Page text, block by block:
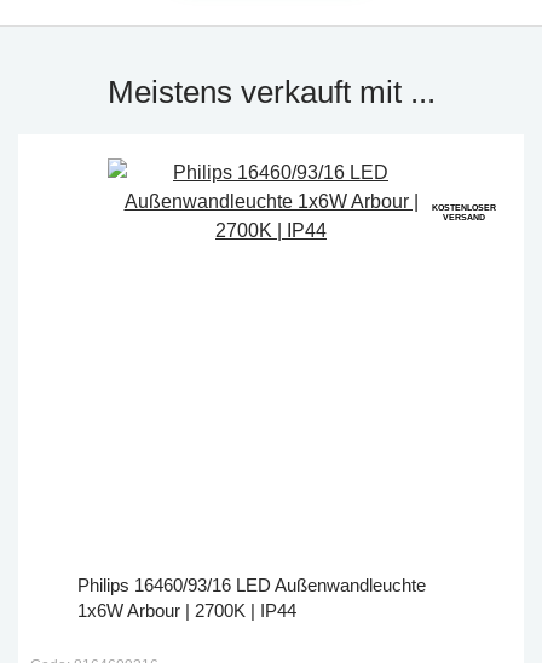
Meistens verkauft mit ...
KOSTENLOSER
VERSAND
Philips 16460/93/16 LED Außenwandleuchte
1x6W Arbour | 2700K | IP44